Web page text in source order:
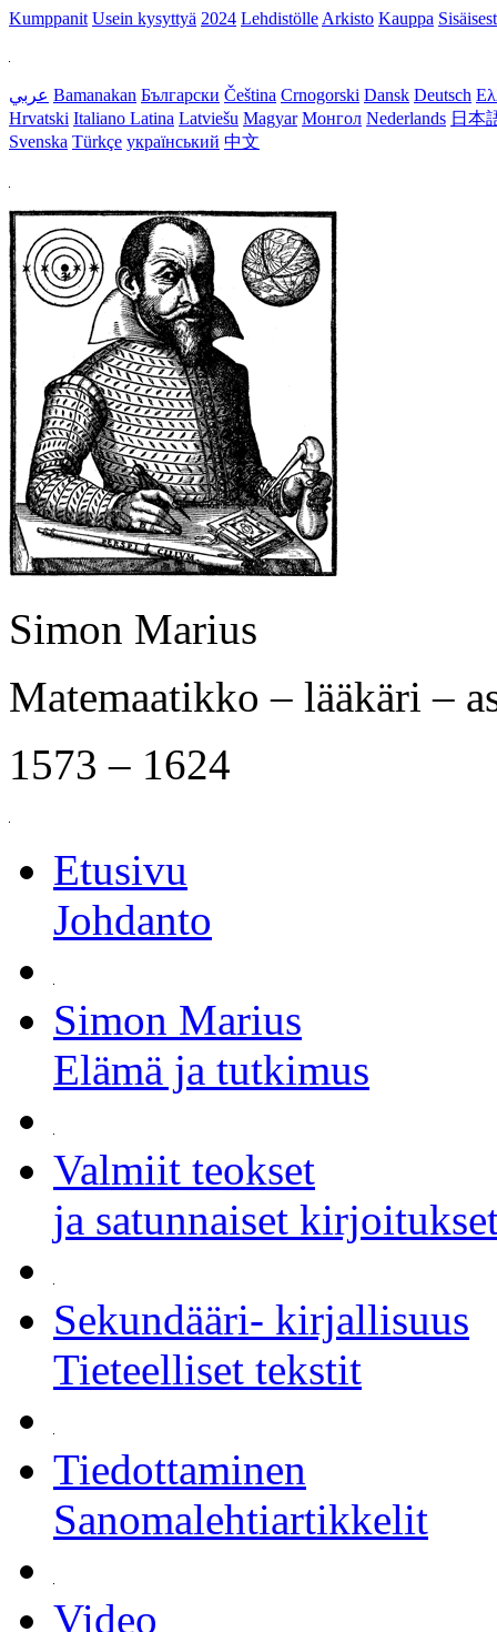
Kumppanit Usein kysyttyä 2024 Lehdistölle Arkisto Kauppa
عربي Bamanakan Български Čeština Crnogorski Dansk Deutsch
Hrvatski Italiano Latina Latviešu Magyar Монгол Nederlands 日本
Svenska Türkçe український 中文
Simon Marius
Matemaatikko – lääkäri –
1573 – 1624
Etusivu
Johdanto
Simon Marius
Elämä ja tutkimus
Valmiit teokset
ja satunnaiset
Sekundääri- kirjallisuus
Tieteelliset tekstit
Tiedottaminen
Sanomalehtiartikkelit
Video